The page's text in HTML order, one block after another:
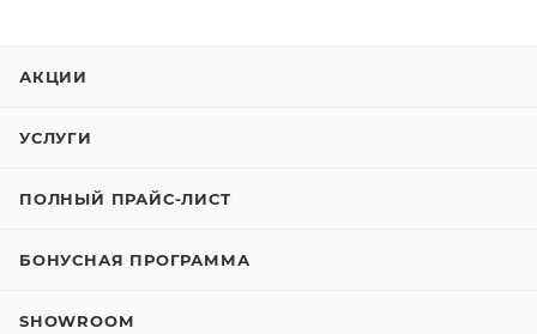
АКЦИИ
УСЛУГИ
ПОЛНЫЙ ПРАЙС-ЛИСТ
БОНУСНАЯ ПРОГРАММА
SHOWROOM